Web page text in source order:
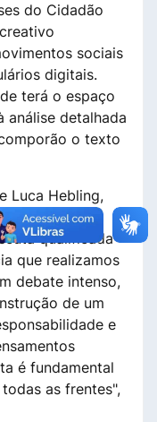
do Cidadão
sociais
digitais.
terá o espaço
análise detalhada
o texto
Luca Hebling,
o
qualificada
que realizamos
debate intenso,
de um
e
é fundamental
as frentes",